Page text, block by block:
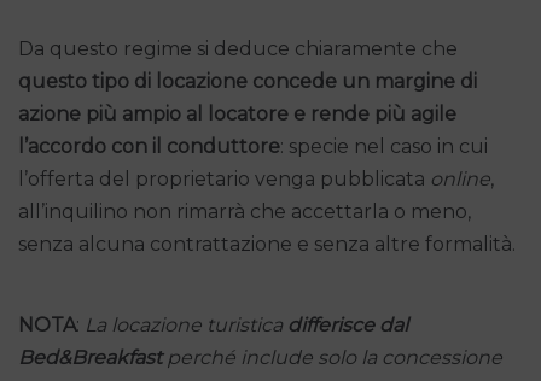
Da questo regime si deduce chiaramente che
questo tipo di locazione concede un margine di
azione più ampio al locatore e rende più agile
l’accordo con il conduttore: specie nel caso in cui
l’offerta del proprietario venga pubblicata online,
all’inquilino non rimarrà che accettarla o meno,
senza alcuna contrattazione e senza altre formalità.
NOTA: La locazione turistica differisce dal
Bed&Breakfastperché include solo la concessione